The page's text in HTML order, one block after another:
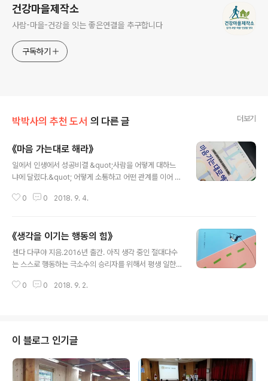
건강마을제작소
사람-마을-건강을 잇는 좋은연결을 추구합니다
구독하기
박박사의 추천 도서 의 다른 글 더보기
《마음 가는대로 해라》
일에서 인생에서 성공비결 &quot;사람을 어떻게 대하느
냐에 달렸다.&quot; 어떻게 소통하고 어떤 관계를 이어 가
살다가는 내가 먼저 죽거나 돌아버릴 것이다. 모든 일은 상
0 0 2018. 9. 4.
《생각을 이기는 행동의 힘》
센다 다쿠야 지음.2016년 출간. 아직 생각 중인 절대다수
는 스스로 행동하는 극소수의 승리자를 위해서 평생 일한
지지를 받는사람이 성공한다. 이들의 지지를 받는 가장 손
0 0 2018. 9. 2.
이 블로그 인기글